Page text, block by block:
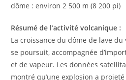
dôme : environ 2 500 m (8 200 pi)
Résumé de l’activité volcanique :
La croissance du dôme de lave du
se poursuit, accompagnée
et de vapeur. Les données
montré qu’une explosion a